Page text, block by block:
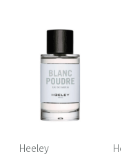
Heeley